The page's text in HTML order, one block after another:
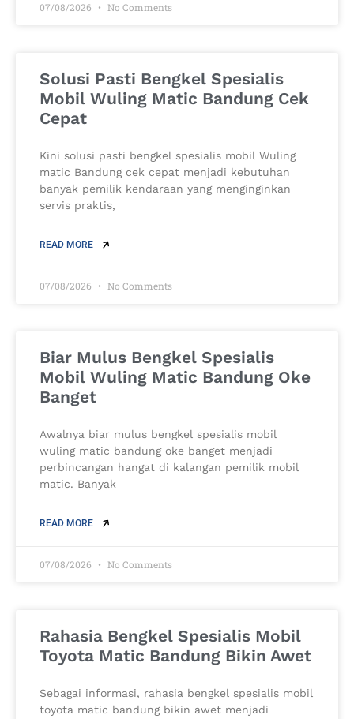
07/08/2026 No Comments
Solusi Pasti Bengkel Spesialis
Mobil Wuling Matic Bandung Cek
Cepat
Kini solusi pasti bengkel spesialis mobil Wuling
matic Bandung cek cepat menjadi kebutuhan
banyak pemilik kendaraan yang menginginkan
servis praktis,
READ MORE
07/08/2026 No Comments
Biar Mulus Bengkel Spesialis
Mobil Wuling Matic Bandung Oke
Banget
Awalnya biar mulus bengkel spesialis mobil
wuling matic bandung oke banget menjadi
perbincangan hangat di kalangan pemilik mobil
matic. Banyak
READ MORE
07/08/2026 No Comments
Rahasia Bengkel Spesialis Mobil
Toyota Matic Bandung Bikin Awet
Sebagai informasi, rahasia bengkel spesialis mobil
toyota matic bandung bikin awet menjadi